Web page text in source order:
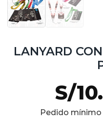
LANYARD
S/
Pedido mínimo